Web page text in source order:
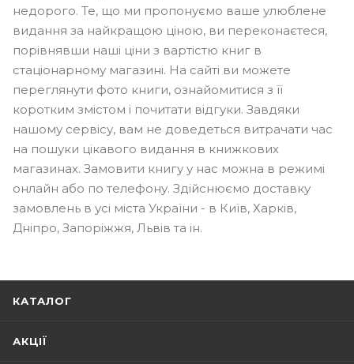
недорого. Те, що ми пропонуємо ваше улюблене
видання за найкращою ціною, ви переконаєтеся,
порівнявши наші ціни з вартістю книг в
стаціонарному магазині. На сайті ви можете
переглянути фото книги, ознайомитися з її
коротким змістом і почитати відгуки. Завдяки
нашому сервісу, вам не доведеться витрачати час
на пошуки цікавого видання в книжкових
магазинах. Замовити книгу у нас можна в режимі
онлайн або по телефону. Здійснюємо доставку
замовлень в усі міста України - в Київ, Харків,
Дніпро, Запоріжжя, Львів та ін.
КАТАЛОГ
АКЦІЇ